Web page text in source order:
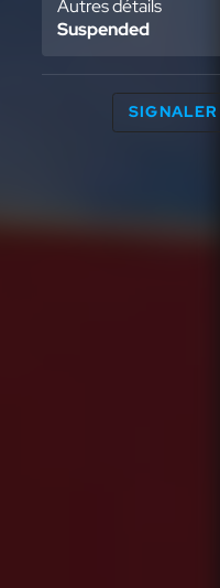
Autres détails
Suspended